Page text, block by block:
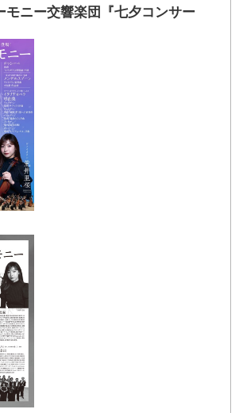
モニー交響楽団『七夕コンサー